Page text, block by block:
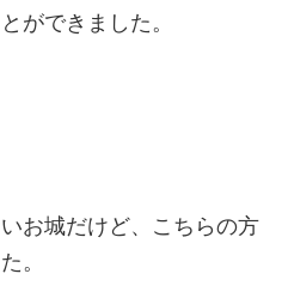
ができました。
お城だけど、こちらの方
。